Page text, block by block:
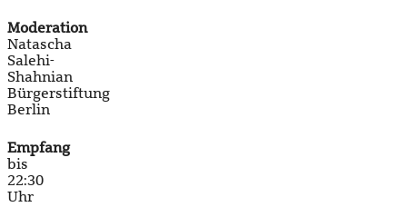
Moderation
Natascha
Salehi-
Shahnian
Bürgerstiftung
Berlin
Empfang
bis
22:30
Uhr